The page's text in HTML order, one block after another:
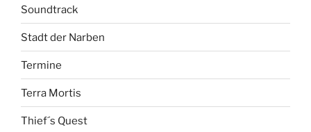
Soundtrack
Stadt der Narben
Termine
Terra Mortis
Thief´s Quest